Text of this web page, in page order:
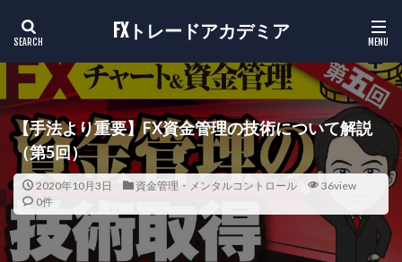
FXトレードアカデミア
【手法より重要】FX資金管理の技術について解説
（第5回）
2020年10月3日 資金管理・メンタルコントロール
36view
0件